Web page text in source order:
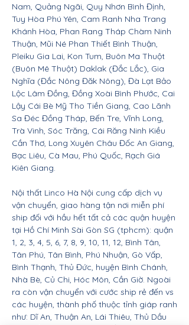
Nam, Quảng Ngãi, Quy Nhơn Bình Định,
Tuy Hòa Phú Yên, Cam Ranh Nha Trang
Khánh Hòa, Phan Rang Tháp Chàm Ninh
Thuận, Mũi Né Phan Thiết Bình Thuận,
Pleiku Gia Lai, Kon Tum, Buôn Ma Thuột
(Buôn Mê Thuột) Daklak (Đắc Lắc), Gia
Nghĩa (Đắc Nông Đăk Nông), Đà Lạt Bảo
Lộc Lâm Đồng, Đồng Xoài Bình Phước, Cai
Lậy Cái Bè Mỹ Tho Tiền Giang, Cao Lãnh
Sa Đéc Đồng Tháp, Bến Tre, Vĩnh Long,
Trà Vinh, Sóc Trăng, Cái Răng Ninh Kiều
Cần Thơ, Long Xuyên Châu Đốc An Giang,
Bạc Liêu, Cà Mau, Phú Quốc, Rạch Giá
Kiên Giang.
Nội thất Linco Hà Nội cung cấp dịch vụ
vận chuyển, giao hàng tận nơi miễn phí
ship đối với hầu hết tất cả các quận huyện
tại Hồ Chí Minh Sài Gòn SG (tphcm): quận
1, 2, 3, 4, 5, 6, 7, 8, 9, 10, 11, 12, Bình Tân,
Tân Phú, Tân Bình, Phú Nhuận, Gò Vấp,
Bình Thạnh, Thủ Đức, huyện Bình Chánh,
Nhà Bè, Củ Chi, Hóc Môn, Cần Giờ. Ngoài
ra còn vận chuyển với cước ship rẻ đến vs
các huyện, thành phố thuộc tỉnh giáp ranh
như: Dĩ An, Thuận An, Lái Thiêu, Thủ Dầu